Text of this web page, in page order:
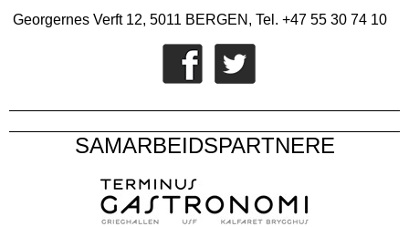
Georgernes Verft 12, 5011 BERGEN, Tel. +47 55 30 74 10
SAMARBEIDSPARTNERE